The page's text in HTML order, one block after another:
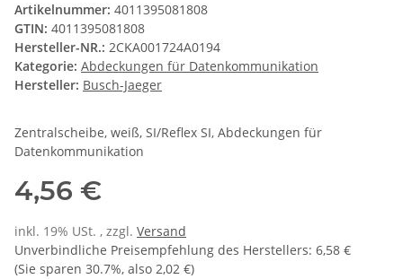
Artikelnummer: 4011395081808
GTIN: 4011395081808
Hersteller-NR.: 2CKA001724A0194
Kategorie: Abdeckungen für Datenkommunikation
Hersteller: Busch-Jaeger
Zentralscheibe, weiß, SI/Reflex SI, Abdeckungen für
Datenkommunikation
4,56 €
inkl. 19% USt. , zzgl. Versand
Unverbindliche Preisempfehlung des Herstellers: 6,58 €
(Sie sparen 30.7%, also 2,02 €)